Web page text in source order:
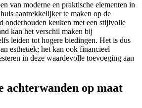
van moderne en praktische elementen in
aantrekkelijker te maken op de
onderhouden keuken met een stijlvolle
kan het verschil maken bij
leiden tot hogere biedingen. Het is dus
esthetiek; het kan ook financieel
in deze waardevolle toevoeging aan
achterwanden op maat